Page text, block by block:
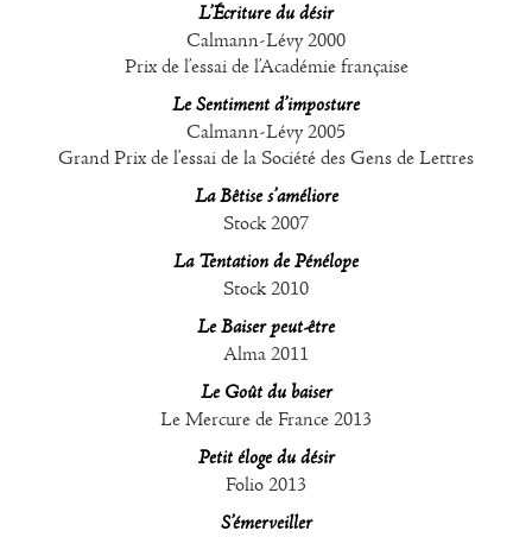
L’Écriture du désir
Calmann-Lévy 2000
Prix de l’essai de l’Académie française
Le Sentiment d’imposture
Calmann-Lévy 2005
Grand Prix de l’essai de la Société des Gens de Lettres
La Bêtise s’améliore
Stock 2007
La Tentation de Pénélope
Stock 2010
Le Baiser peut-être
Alma 2011
Le Goût du baiser
Le Mercure de France 2013
Petit éloge du désir
Folio 2013
S’émerveiller